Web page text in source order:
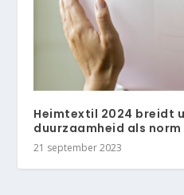
Heimtextil 2024 breidt
duurzaamheid als
21 september 2023